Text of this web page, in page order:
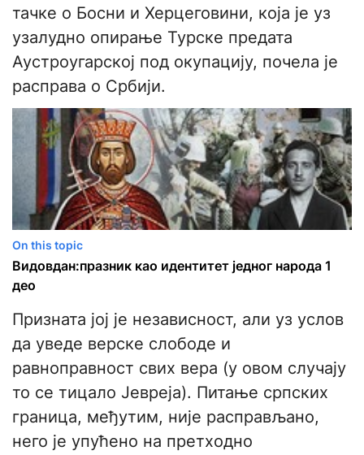
тачке о Босни и Херцеговини, која је уз
узалудно опирање Турске предата
Аустроугарској под окупацију, почела је
расправа о Србији.
On this topic
Видовдан:празник као идентитет једног народа 1
део
Призната јој је независност, али уз услов
да уведе верске слободе и
равноправност свих вера (у овом случају
то се тицало Јевреја). Питање српских
граница, међутим, није расправљано,
него је упућено на претходно